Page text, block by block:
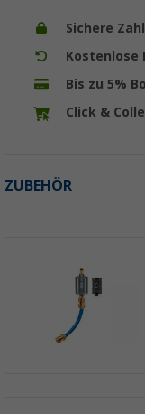
Sichere
Kostenlose
Bis zu 5%
Click &
ZUBEHÖR